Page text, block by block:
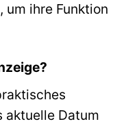
ihre Funktion
aktuelle Datum